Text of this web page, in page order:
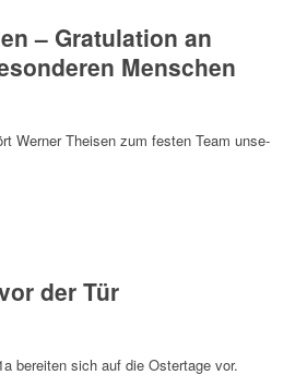
– Gra­tu­la­ti­on an
Menschen
Wer­ner Thei­sen zum fes­ten Team unse­
der Tür
berei­ten sich auf die Oster­ta­ge vor.